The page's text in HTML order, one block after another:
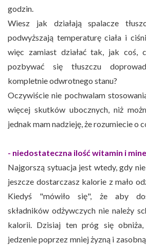
godzin.
Wiesz jak działają spalacze
podwyższają temperaturę ciała i
więc zamiast działać tak, jak coś,
pozbywać się tłuszczu
kompletnie odwrotnego stanu?
Oczywiście nie pochwalam
więcej skutków ubocznych, niż
jednak mam nadzieję, że rozumiecie o
- niedostateczna ilość witamin i
Najgorszą sytuacja jest wtedy, gdy
jeszcze dostarczasz kalorie z mało
Kiedyś "mówiło się", że aby
składników odżywczych nie należy
kalorii. Dzisiaj ten próg się obniża,
jedzenie poprzez mniej żyzną i